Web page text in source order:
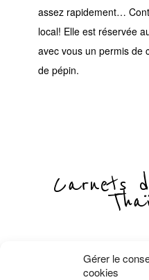
Gérer le
cookies
assez rapidement…
local! Elle est réservée
avec vous un permis de
de pépin.
Carnets